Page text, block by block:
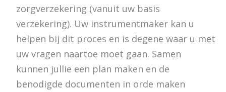
zorgverzekering (vanuit uw basis
verzekering). Uw instrumentmaker kan u
helpen bij dit proces en is degene waar u met
uw vragen naartoe moet gaan. Samen
kunnen jullie een plan maken en de
benodigde documenten in orde maken